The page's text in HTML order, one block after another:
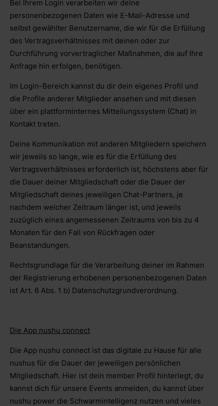
Bei Ihrem Login verarbeiten wir deine
personenbezogenen Daten wie E-Mail-Adresse und
selbst gewählter Benutzername, die wir für die Erfüllung
des Vertragsverhältnisses mit deinen oder zur
Durchführung vorvertraglicher Maßnahmen, die auf Ihre
Anfrage hin erfolgen, benötigen.
Im Login-Bereich kannst du dir dein eigenes Profil und
die Profile anderer Mitglieder ansehen und mit diesen
über ein plattforminternes Mitteilungssystem (Chat) in
Kontakt treten.
Deine Kommunikation mit anderen Mitgliedern speichern
wir jeweils so lange, wie es für die Erfüllung des
Vertragsverhältnisses erforderlich ist, höchstens aber für
die Dauer deiner Mitgliedschaft oder die Dauer der
Mitgliedschaft deines jeweiligen Chat-Partners, je
nachdem welcher Zeitraum länger ist, und jeweils
zuzüglich eines angemessenen Zeitraums von bis zu 4
Monaten für den Fall von Rückfragen oder
Beanstandungen.
Rechtsgrundlage für die Verarbeitung deiner im Rahmen
der Registrierung erhobenen personenbezogenen Daten
ist Art. 6 Abs. 1 b) Datenschutzgrundverordnung.
Die App nushu connect
Die App nushu connect ist das digitale zu Hause für alle
nushus für die Dauer der jeweiligen persönlichen
Mitgliedschaft. Hier ist dein member Profil hinterlegt, du
kannst dich für unsere Events anmelden, du kannst über
nushu power die Schwarmintelligenz nutzen und vieles